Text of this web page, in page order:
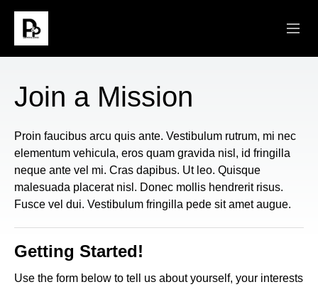
SERMONS
CONNECT
MINISTRIES
GIVE
Join a Mission
Proin faucibus arcu quis ante. Vestibulum rutrum, mi nec
elementum vehicula, eros quam gravida nisl, id fringilla
neque ante vel mi. Cras dapibus. Ut leo. Quisque
malesuada placerat nisl. Donec mollis hendrerit risus.
Fusce vel dui. Vestibulum fringilla pede sit amet augue.
Getting Started!
Use the form below to tell us about yourself, your interests